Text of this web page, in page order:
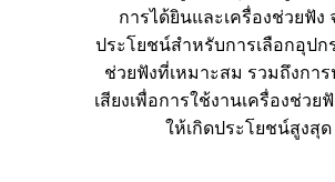
การได้ยินและเครื่องช่วยฟัง
ประโยชน์สำหรับการเลือกอุปก
ช่วยฟังที่เหมาะสม รวมถึงการ
เสียงเพื่อการใช้งานเครื่องช่ว
ให้เกิดประโยชน์สูงสุด